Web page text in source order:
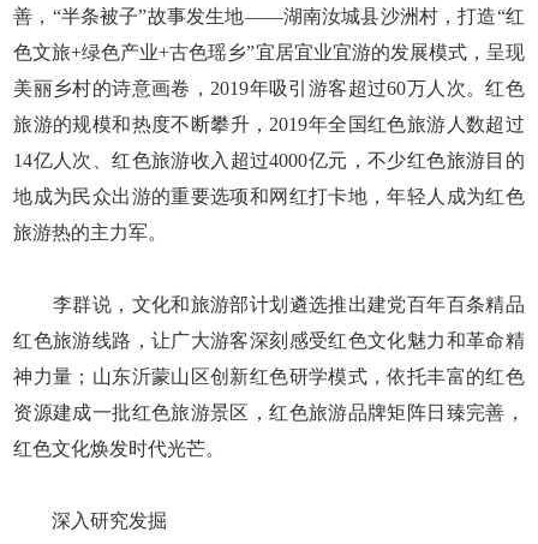
善，“半条被子”故事发生地——湖南汝城县沙洲村，打造“红
色文旅+绿色产业+古色瑶乡”宜居宜业宜游的发展模式，呈现
美丽乡村的诗意画卷，2019年吸引游客超过60万人次。红色
旅游的规模和热度不断攀升，2019年全国红色旅游人数超过
14亿人次、红色旅游收入超过4000亿元，不少红色旅游目的
地成为民众出游的重要选项和网红打卡地，年轻人成为红色
旅游热的主力军。
李群说，文化和旅游部计划遴选推出建党百年百条精品
红色旅游线路，让广大游客深刻感受红色文化魅力和革命精
神力量；山东沂蒙山区创新红色研学模式，依托丰富的红色
资源建成一批红色旅游景区，红色旅游品牌矩阵日臻完善，
红色文化焕发时代光芒。
深入研究发掘